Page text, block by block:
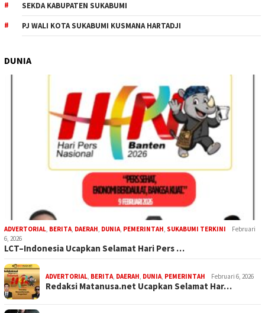
SEKDA KABUPATEN SUKABUMI
PJ WALI KOTA SUKABUMI KUSMANA HARTADJI
DUNIA
ADVERTORIAL, BERITA, DAERAH, DUNIA, PEMERINTAH, SUKABUMI TERKINI
Februari
6, 2026
LCT–Indonesia Ucapkan Selamat Hari Pers …
ADVERTORIAL, BERITA, DAERAH, DUNIA, PEMERINTAH Februari 6, 2026
Redaksi Matanusa.net Ucapkan Selamat Har…